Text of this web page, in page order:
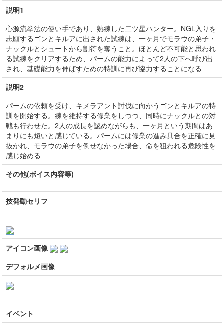
説明1
心源流拳法の使い手であり、熟練した二ツ星ハンター。NGL入りを
志願するゴンとキルアに出された試練は、一ヶ月でモラウの弟子・
ナックルとシュートから割符を奪うこと。ほとんど不可能と思われ
る試練をクリアするため、パームの能力によって2人の下へ呼び出
され、基礎能力を伸ばすための特訓に再び協力することになる
説明2
パームの依頼を受け、キメラアント討伐に向かうゴンとキルアの特
訓を開始する。練を維持する修業をしつつ、同時にナックルとの対
戦も行わせた。2人の成長を認めながらも、一ヶ月という期間はあ
まりにも短いと感じている。パームには修業の進み具合を正確に見
抜かれ、モラウの弟子を倒せなかった場合、命を狙われる危険性を
感じ始める
その他(ボイス内容等)
技発動セリフ
アイコン画像
デフォルメ画像
イベント